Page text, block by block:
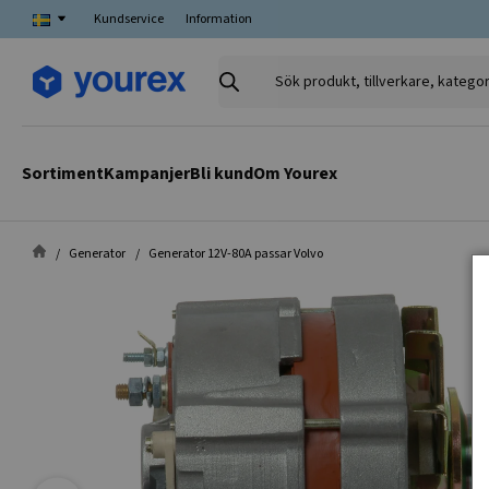
Kundservice Information
Sök
SortimentKampanjerBli kundOm Yourex
Generator Generator 12V-80A passar Volvo